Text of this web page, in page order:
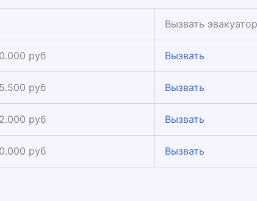
Вызвать эвакуатор
руб Вызвать
руб Вызвать
руб Вызвать
руб Вызвать